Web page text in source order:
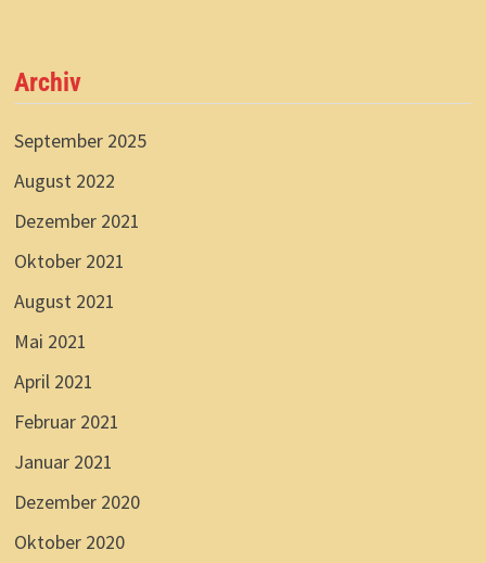
Archiv
September 2025
August 2022
Dezember 2021
Oktober 2021
August 2021
Mai 2021
April 2021
Februar 2021
Januar 2021
Dezember 2020
Oktober 2020